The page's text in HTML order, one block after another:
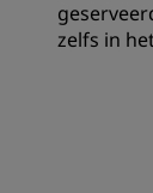
zelfs in